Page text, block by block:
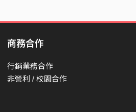
商務合作
行銷業務合作
非營利 / 校園合作